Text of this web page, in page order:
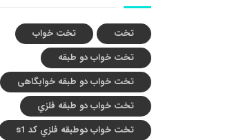
تخت
تخت خواب
تخت خواب دو طبقه
تخت خواب دو طبقه خوابگاهی
تخت خواب دو طبقه فلزي
تخت خواب دوطبقه فلزي کد s1